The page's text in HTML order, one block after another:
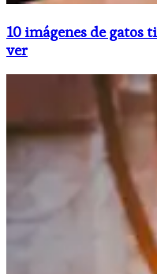
10 imágenes de gatos
ver